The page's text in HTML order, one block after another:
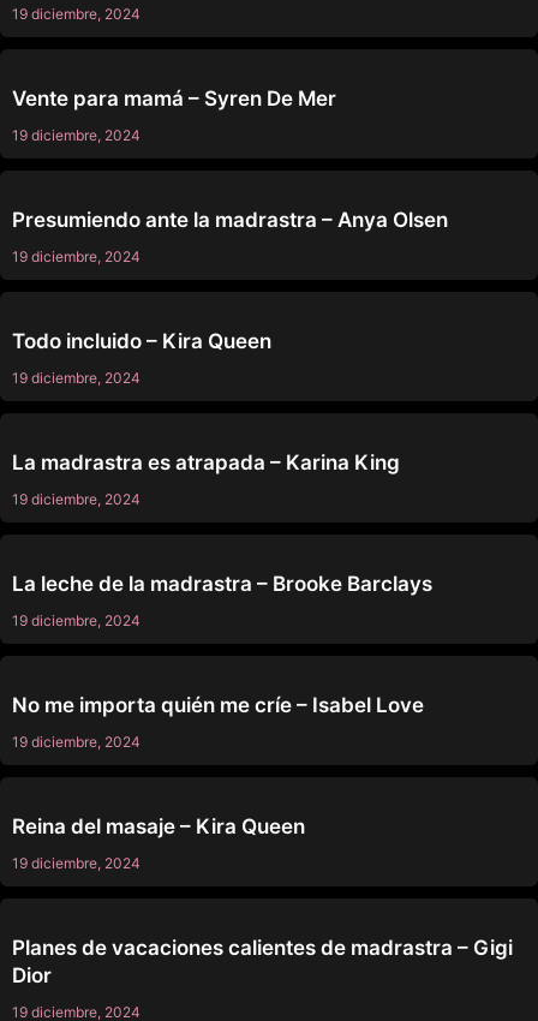
19 diciembre, 2024
Vente para mamá – Syren De Mer
19 diciembre, 2024
Presumiendo ante la madrastra – Anya Olsen
19 diciembre, 2024
Todo incluido – Kira Queen
19 diciembre, 2024
La madrastra es atrapada – Karina King
19 diciembre, 2024
La leche de la madrastra – Brooke Barclays
19 diciembre, 2024
No me importa quién me críe – Isabel Love
19 diciembre, 2024
Reina del masaje – Kira Queen
19 diciembre, 2024
Planes de vacaciones calientes de madrastra – Gigi
Dior
19 diciembre, 2024